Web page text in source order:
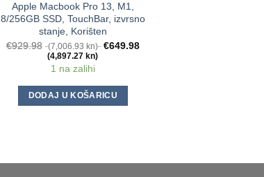
Apple Macbook Pro 13, M1,
8/256GB SSD, TouchBar, izvrsno
stanje, Korišten
€929.98 (7,006.93 kn) €649.98
(4,897.27 kn)
1 na zalihi
DODAJ U KOŠARICU